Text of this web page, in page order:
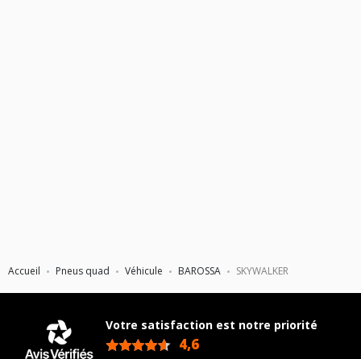
Accueil Pneus quad Véhicule BAROSSA SKYWALKER
Votre satisfaction est notre priorité
4,6